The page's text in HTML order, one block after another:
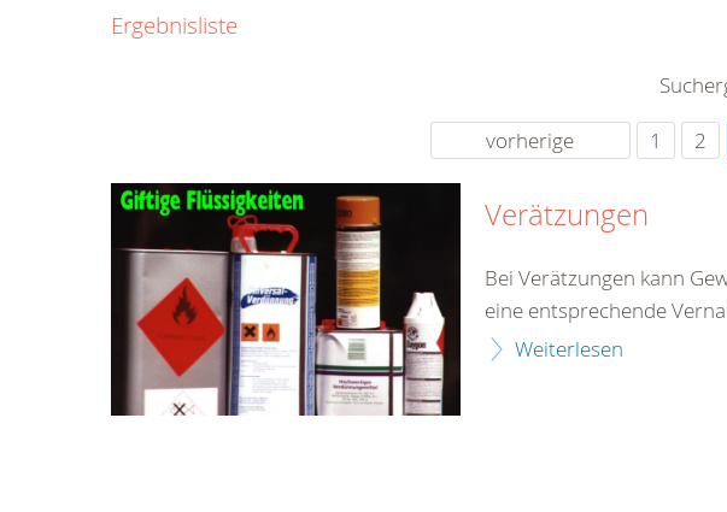
rund um die Uhr
Ergebnisliste
vorherige
1 2
Verätzungen
Bei Verätzungen kann
eine entsprechende
Weiterlesen